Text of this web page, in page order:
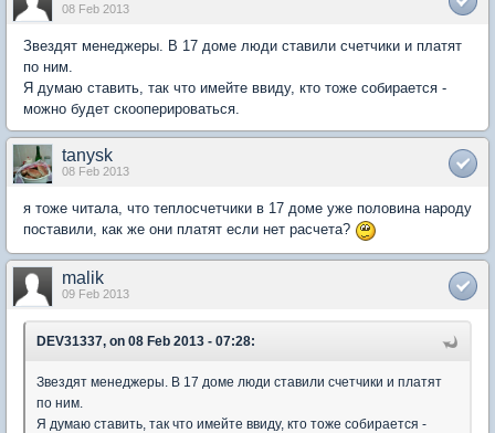
08 Feb 2013
Звездят менеджеры. В 17 доме люди ставили счетчики и платят
по ним.
Я думаю ставить, так что имейте ввиду, кто тоже собирается -
можно будет скооперироваться.
tanysk
08 Feb 2013
я тоже читала, что теплосчетчики в 17 доме уже половина народу
поставили, как же они платят если нет расчета?
malik
09 Feb 2013
DEV31337, on 08 Feb 2013 - 07:28:
Звездят менеджеры. В 17 доме люди ставили счетчики и платят
по ним.
Я думаю ставить, так что имейте ввиду, кто тоже собирается -